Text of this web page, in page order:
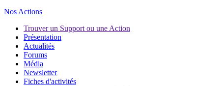
Nos Actions
Trouver un Support ou une Action
Présentation
Actualités
Forums
Média
Newsletter
Fiches d'activités